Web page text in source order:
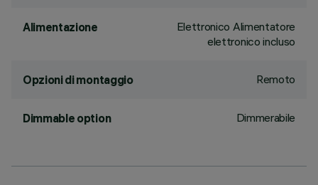
Alimentazione
Elettronico Alimentatore
elettronico incluso
Opzioni di montaggio Remoto
Dimmable option Dimmerabile